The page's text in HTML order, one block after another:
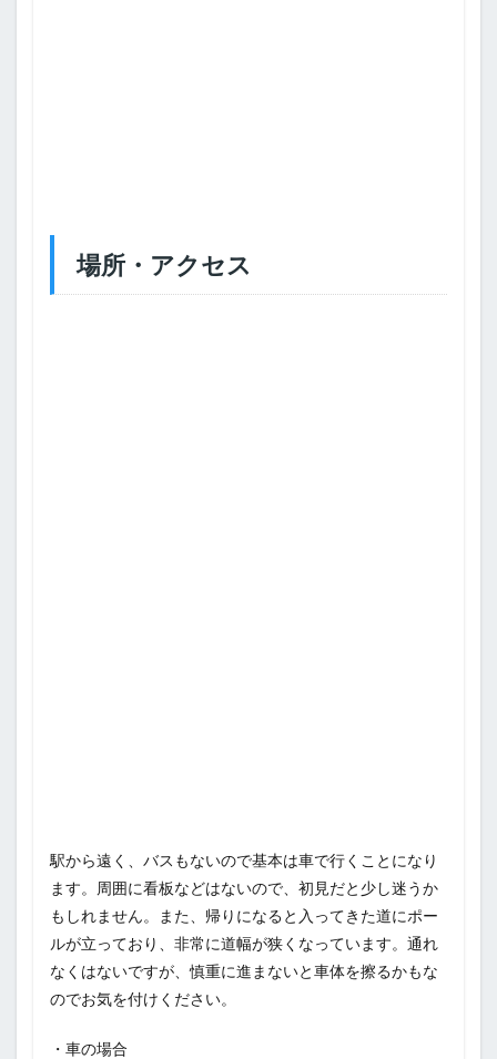
場所・アクセス
駅から遠く、バスもないので基本は車で行くことになり
ます。周囲に看板などはないので、初見だと少し迷うか
もしれません。また、帰りになると入ってきた道にポー
ルが立っており、非常に道幅が狭くなっています。通れ
なくはないですが、慎重に進まないと車体を擦るかもな
のでお気を付けください。
・車の場合